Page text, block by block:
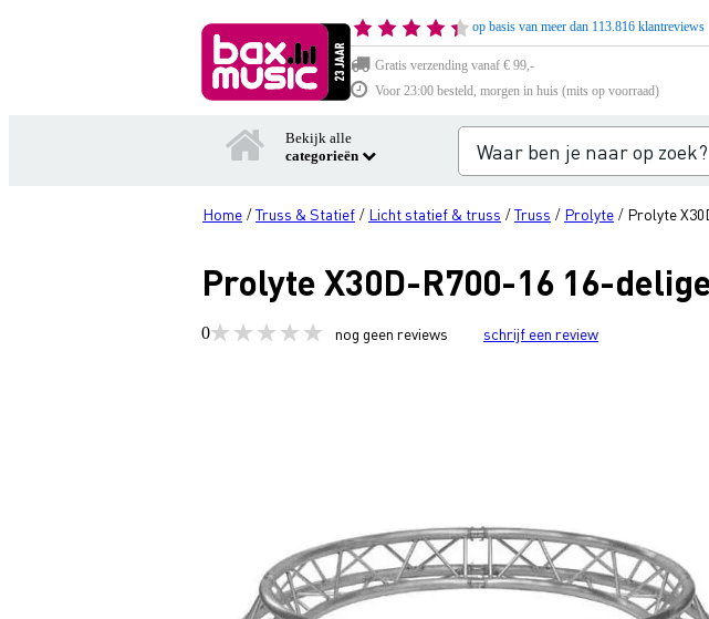
op basis van meer dan 113.816 klantreviews
Gratis verzending vanaf € 99,-
Voor 23:00 besteld, morgen in huis (mits op voorraad)
Bekijk alle
categorieën
Home /Truss & Statief / Licht statief & truss /Truss / Prolyte / Prolyte
Prolyte X30D-R700-16 16-
0 nog geen reviews schrijf een review